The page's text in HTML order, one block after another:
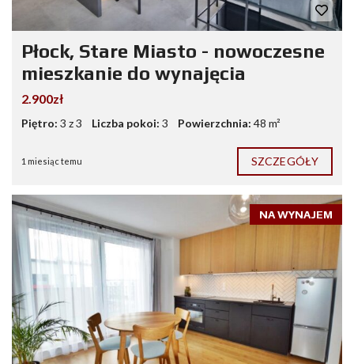
Płock, Stare Miasto - nowoczesne
mieszkanie do wynajęcia
2.900zł
Piętro: 3 z 3 Liczba pokoi: 3 Powierzchnia: 48 m²
1 miesiąc temu SZCZEGÓŁY
NA WYNAJEM